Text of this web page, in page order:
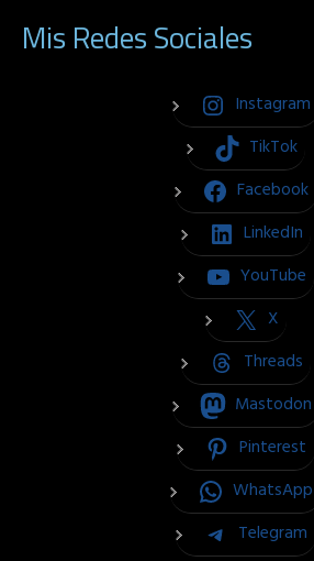
Mis Redes Sociales
Instagram
TikTok
Facebook
LinkedIn
YouTube
X
Threads
Mastodon
Pinterest
WhatsApp
Telegram